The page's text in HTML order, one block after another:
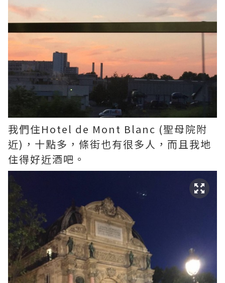
我們住Hotel de Mont Blanc (聖母院附
近)，十點多，條街也有很多人，而且我地
住得好近酒吧。